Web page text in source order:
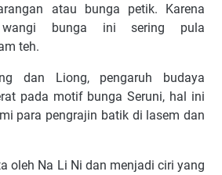
atau bunga petik. Karena
wangi bunga ini sering pula
teh.
dan Liong, pengaruh budaya
pada motif bunga Seruni, hal ini
para pengrajin batik di lasem dan
oleh Na Li Ni dan menjadi ciri yang